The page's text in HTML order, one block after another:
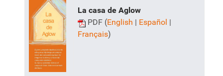
La casa de Aglow
PDF (English | Español |
Français)